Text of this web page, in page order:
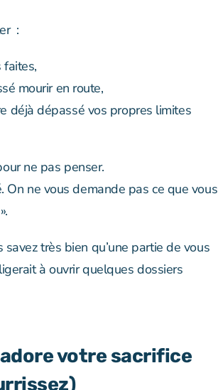
:
faites,
mourir en route,
déjà dépassé vos propres limites
ne pas penser.
On ne vous demande pas ce que vous
très bien qu’une partie de vous
à ouvrir quelques dossiers
votre sacrifice